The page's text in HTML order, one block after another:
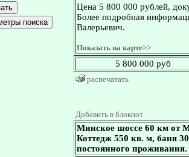
Цена 5 800 000 рублей,
Более подробная
Валерьевич.
Показать на карте>>
5 800 000 руб
распечатать
Добавить в блокнот
Минское шоссе 60 км от
Коттедж 550 кв. м, баня
постоянного проживания.